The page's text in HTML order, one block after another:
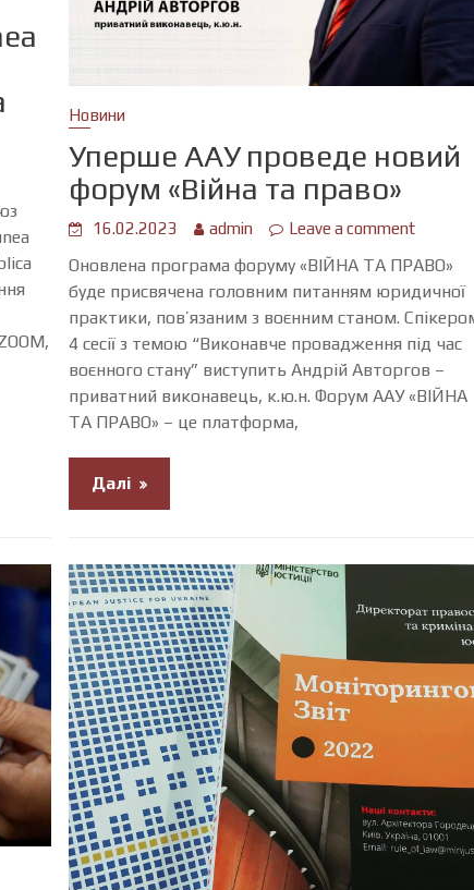
Новини
Уперше ААУ проведе новий
форум «Війна та право»
16.02.2023 admin Leave a comment
Оновлена програма форуму «ВІЙНА ТА ПРАВО»
буде присвячена головним питанням юридичної
практики, пов’язаним з воєнним станом.
4 сесії з темою “Виконавче провадження під час
воєнного стану” виступить Андрій Авторгов –
приватний виконавець, к.ю.н. Форум ААУ «ВІЙНА
ТА ПРАВО» – це платформа,
Далі